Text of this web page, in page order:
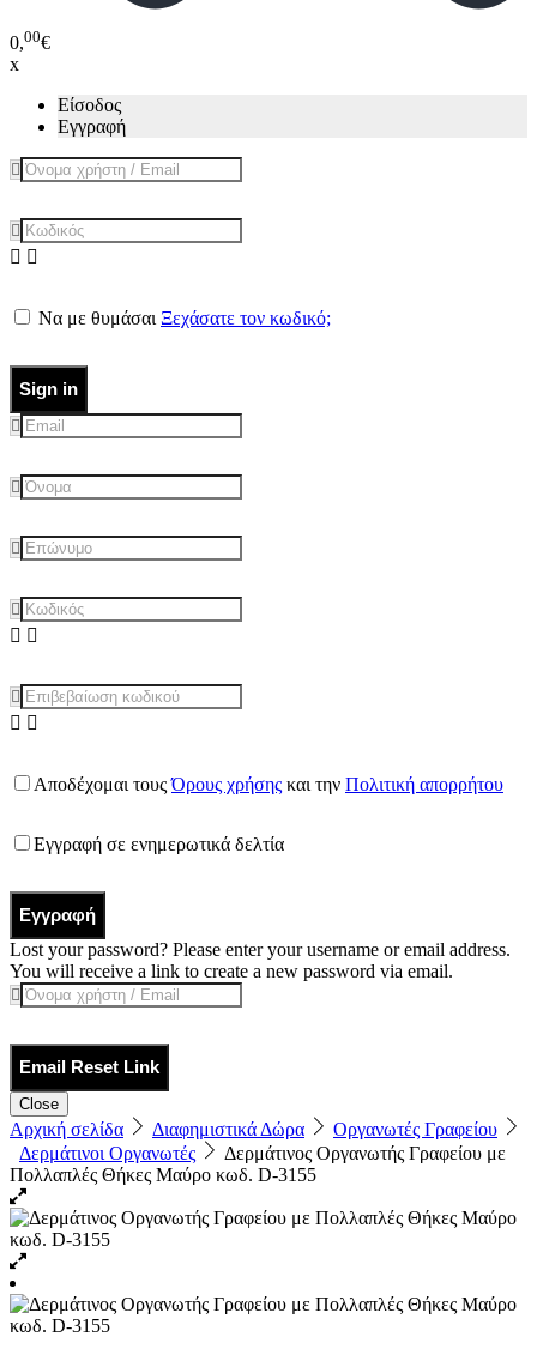
0,00€
x
Είσοδος
Εγγραφή
Να με θυμάσαι Ξεχάσατε τον κωδικό;
Sign in
Αποδέχομαι τουςΌρους χρήσης και την Πολιτική απορρήτου
Εγγραφή σε ενημερωτικά δελτία
Εγγραφή
Lost your password? Please enter your username or email address.
You will receive a link to create a new password via email.
Email Reset Link
Close
Αρχική σελίδα Διαφημιστικά Δώρα
Οργανωτές Γραφείου
Δερμάτινοι Οργανωτές
Δερμάτινος Οργανωτής Γραφείου με
Πολλαπλές Θήκες Μαύρο κωδ. D-3155